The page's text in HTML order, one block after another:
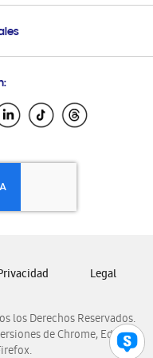
los Derechos Reservados.
de Chrome, Edge,
Legal